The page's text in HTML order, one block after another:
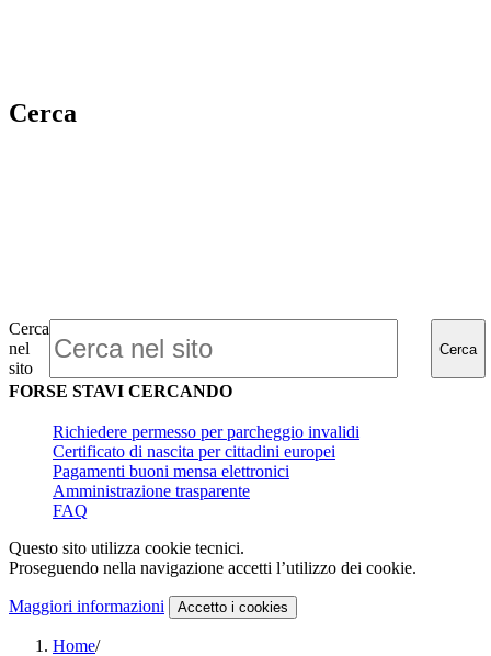
Cerca
Cerca
nel
sito
Cerca
FORSE STAVI CERCANDO
Richiedere permesso per parcheggio invalidi
Certificato di nascita per cittadini europei
Pagamenti buoni mensa elettronici
Amministrazione trasparente
FAQ
Questo sito utilizza cookie tecnici.
Proseguendo nella navigazione accetti l’utilizzo dei cookie.
Maggiori informazioni Accetto i cookies
Home/